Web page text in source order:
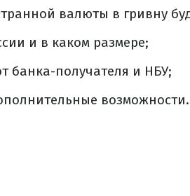
валюты в гривну
и в каком размере;
банка-получателя и НБУ;
возможности.